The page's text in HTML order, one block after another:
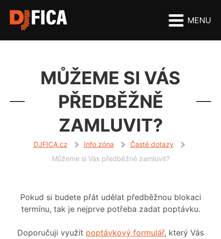
MENU
MŮŽEME SI VÁS
PŘEDBĚŽNĚ
ZAMLUVIT?
DJFICA.cz Info zóna
Časté dotazy
Můžeme si Vás předběžně zamluvit?
Pokud si budete přát udělat předběžnou blokaci
termínu, tak je nejprve potřeba zadat poptávku.
Doporučuji využít poptávkový formulář, který Vás